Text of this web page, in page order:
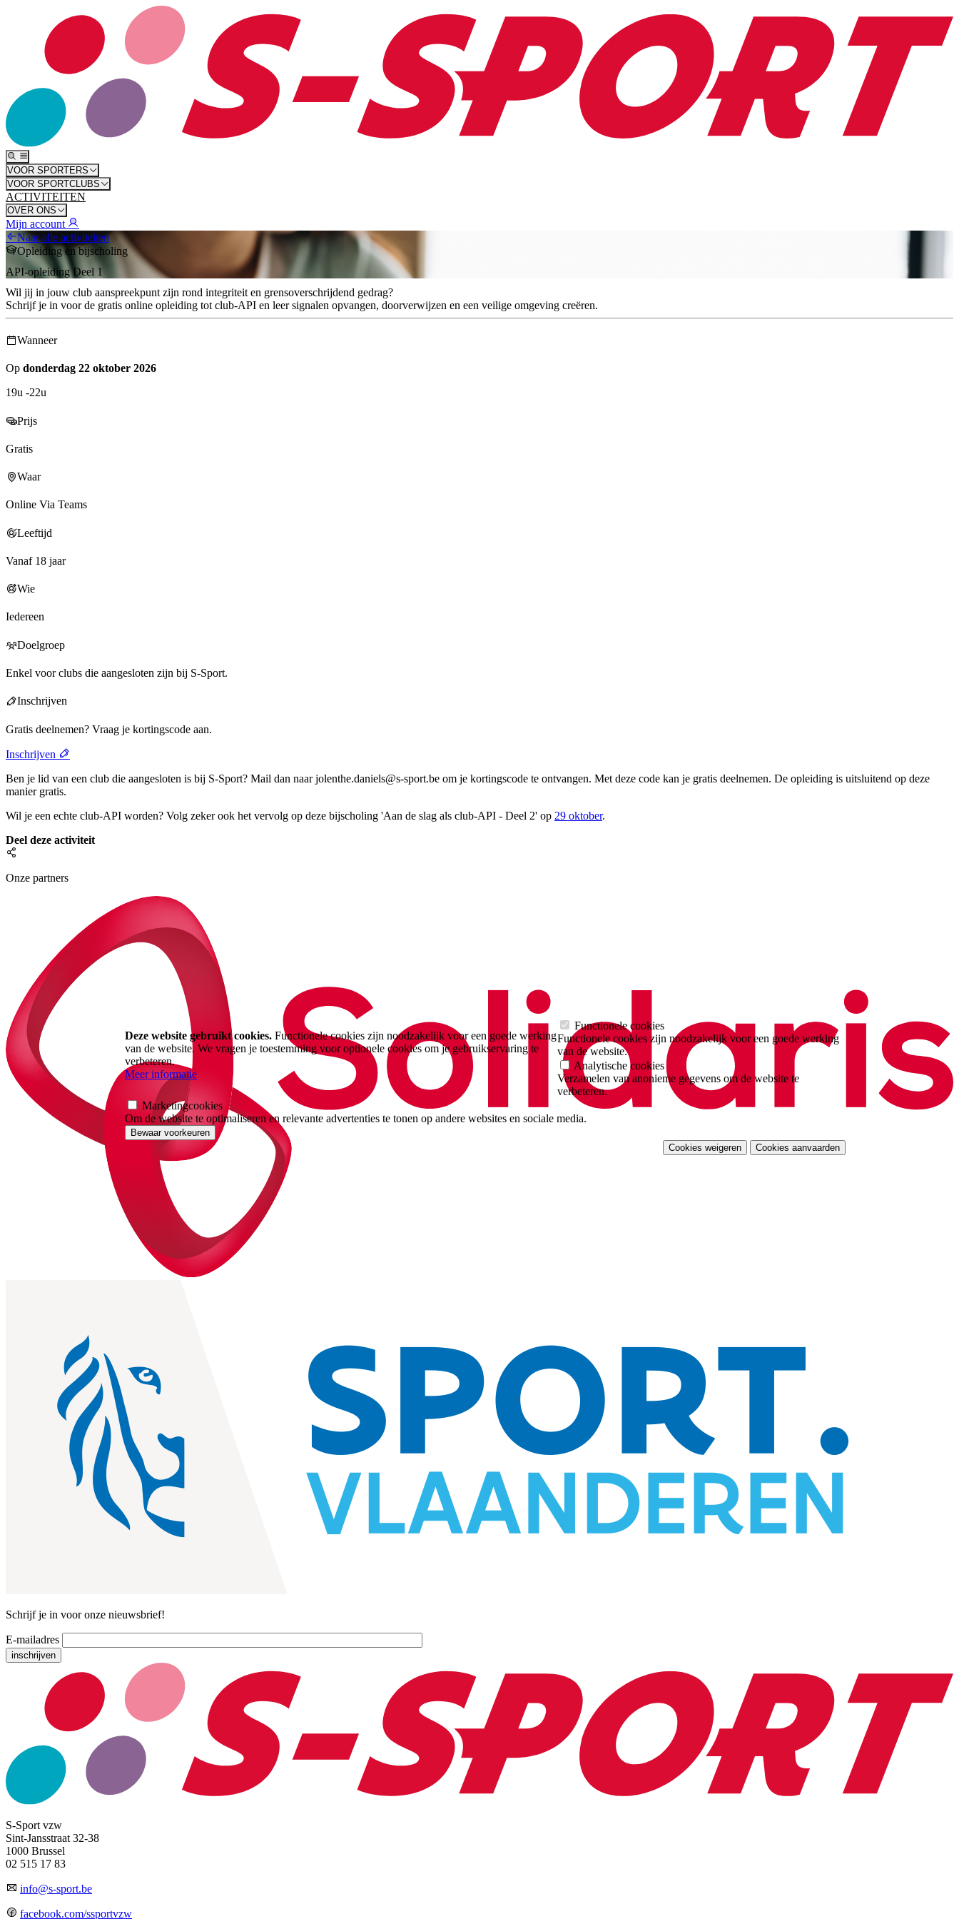
VOOR SPORTERS
VOOR SPORTCLUBS
ACTIVITEITEN
OVER ONS
Mijn account
Naar alle activiteiten
Opleiding en bijscholing
API-opleiding Deel 1
Wil jij in jouw club aanspreekpunt zijn rond integriteit en grensoverschrijdend gedrag?
Schrijf je in voor de gratis online opleiding tot club-API en leer signalen opvangen, doorverwijzen en een veilige omgeving creëren.
Wanneer
Op donderdag 22 oktober 2026
19u -22u
Prijs
Gratis
Waar
Online Via Teams
Leeftijd
Vanaf 18 jaar
Wie
Iedereen
Doelgroep
Enkel voor clubs die aangesloten zijn bij S-Sport.
Inschrijven
Gratis deelnemen? Vraag je kortingscode aan.
Inschrijven
Ben je lid van een club die aangesloten is bij S-Sport? Mail dan naarjolenthe.daniels@s-sport.be om je kortingscode te ontvangen. Met deze code kan je gratis deelnemen. De opleiding is uitsluitend op deze
manier gratis.
Wil je een echte club-API worden? Volg zeker ook het vervolg op deze bijscholing 'Aan de slag als club-API - Deel 2' op 29 oktober.
Deel deze activiteit
Onze partners
Schrijf je in voor onze nieuwsbrief!
E-mailadres
S-Sport vzw
Sint-Jansstraat 32-38
1000 Brussel
02 515 17 83
info@s-sport.be
facebook.com/ssportvzw
Deze website gebruikt cookies.Functionele cookies zijn noodzakelijk voor een goede werking
van de website. We vragen je toestemming voor optionele cookies om je gebruikservaring te
verbeteren.
Meer informatie
Functionele cookies
Functionele cookies zijn noodzakelijk voor een goede werking
van de website.
Analytische cookies
Verzamelen van anonieme gegevens om de website te
verbeteren.
Marketingcookies
Om de website te optimaliseren en relevante advertenties te tonen op andere websites en sociale media.
Bewaar voorkeuren
Cookies weigeren
Cookies aanvaarden